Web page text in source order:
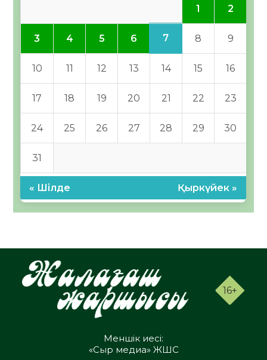
1 2
3 4 5 6 7 8 9
10 11 12 13 14 15 16
17 18 19 20 21 22 23
24 25 26 27 28 29 30
31
« Шілде Қыркүйек »
16+
Меншік иесі:
«Сыр медиа» ЖШС